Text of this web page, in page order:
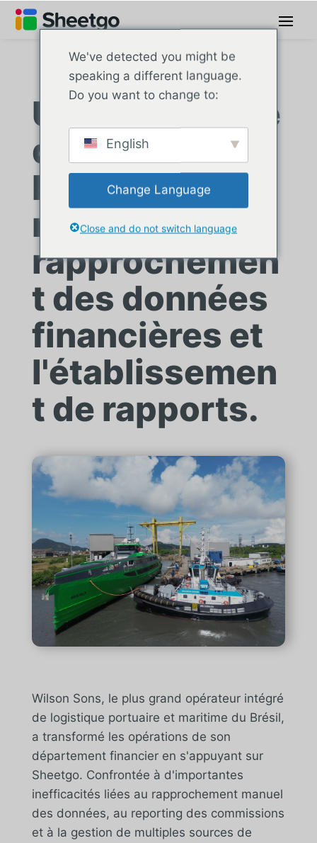
Une entreprise
de logistique
brésilienne
rationalise le
rapprochemen
t des données
financières et
l'établissemen
t de rapports.
Wilson Sons, le plus grand opérateur intégré
de logistique portuaire et maritime du Brésil,
a transformé les opérations de son
département financier en s'appuyant sur
Sheetgo. Confrontée à d'importantes
inefficacités liées au rapprochement manuel
des données, au reporting des commissions
et à la gestion de multiples sources de
We've detected you might be
speaking a different language.
Do you want to change to:
English
Change Language
Close and do not switch language